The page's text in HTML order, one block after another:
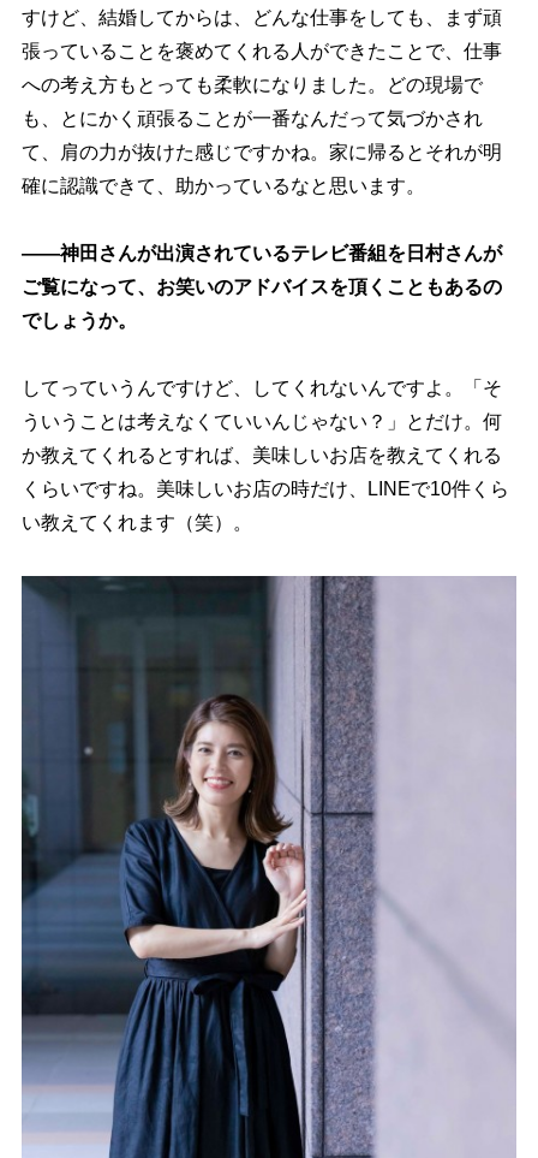
すけど、結婚してからは、どんな仕事をしても、まず頑
張っていることを褒めてくれる人ができたことで、仕事
への考え方もとっても柔軟になりました。どの現場で
も、とにかく頑張ることが一番なんだって気づかされ
て、肩の力が抜けた感じですかね。家に帰るとそれが明
確に認識できて、助かっているなと思います。
――神田さんが出演されているテレビ番組を日村さんが
ご覧になって、お笑いのアドバイスを頂くこともあるの
でしょうか。
してっていうんですけど、してくれないんですよ。「そ
ういうことは考えなくていいんじゃない？」とだけ。何
か教えてくれるとすれば、美味しいお店を教えてくれる
くらいですね。美味しいお店の時だけ、LINEで10件くら
い教えてくれます（笑）。